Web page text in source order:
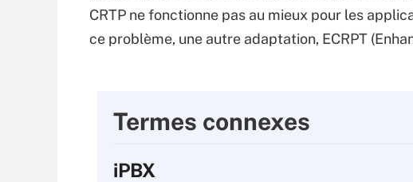
CRTP ne fonctionne pas au mieux pour les
ce problème, une autre adaptation, ECRPT
Termes connexes
iPBX